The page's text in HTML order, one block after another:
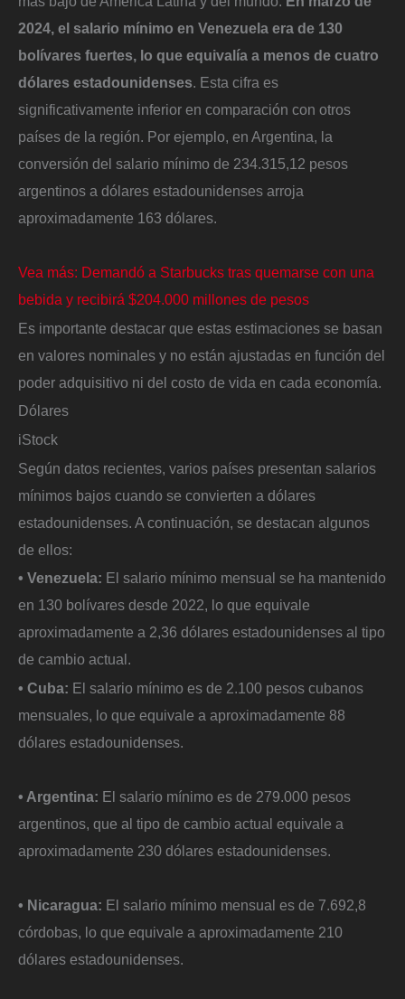
2024, el salario mínimo en Venezuela era de 130
bolívares fuertes, lo que equivalía a menos de cuatro
dólares estadounidenses. Esta cifra es
significativamente inferior en comparación con otros
países de la región. Por ejemplo, en Argentina, la
conversión del salario mínimo de 234.315,12 pesos
argentinos a dólares estadounidenses arroja
aproximadamente 163 dólares.
Vea más: Demandó a Starbucks tras quemarse con una
bebida y recibirá $204.000 millones de pesos
Es importante destacar que estas estimaciones se basan
en valores nominales y no están ajustadas en función del
poder adquisitivo ni del costo de vida en cada economía.
Dólares
iStock
Según datos recientes, varios países presentan salarios
mínimos bajos cuando se convierten a dólares
estadounidenses. A continuación, se destacan algunos
de ellos:​
• Venezuela: El salario mínimo mensual se ha mantenido
en 130 bolívares desde 2022, lo que equivale
aproximadamente a 2,36 dólares estadounidenses al tipo
de cambio actual. ​
• Cuba: El salario mínimo es de 2.100 pesos cubanos
mensuales, lo que equivale a aproximadamente 88
dólares estadounidenses. ​
• Argentina: El salario mínimo es de 279.000 pesos
argentinos, que al tipo de cambio actual equivale a
aproximadamente 230 dólares estadounidenses. ​
• Nicaragua: El salario mínimo mensual es de 7.692,8
córdobas, lo que equivale a aproximadamente 210
dólares estadounidenses. ​